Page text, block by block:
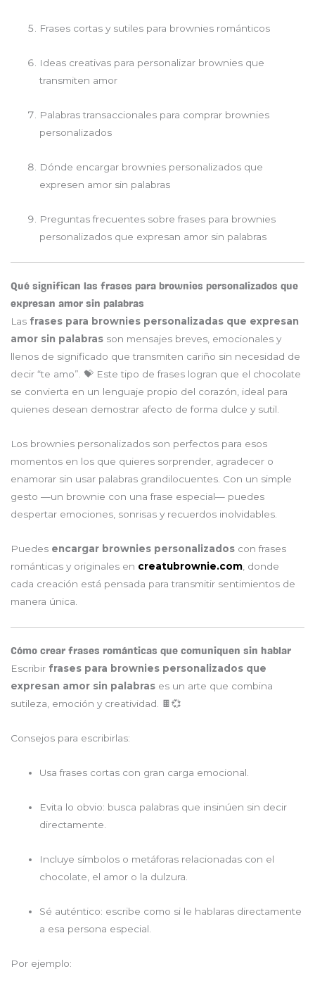
Frases cortas y sutiles para brownies románticos
Ideas creativas para personalizar brownies que
transmiten amor
Palabras transaccionales para comprar brownies
personalizados
Dónde encargar brownies personalizados que
expresen amor sin palabras
Preguntas frecuentes sobre frases para brownies
personalizados que expresan amor sin palabras
Qué significan las frases para brownies personalizados que
expresan amor sin palabras
Las frases para brownies personalizadas que expresan
amor sin palabras son mensajes breves, emocionales y
llenos de significado que transmiten cariño sin necesidad de
decir “te amo”. 💝 Este tipo de frases logran que el chocolate
se convierta en un lenguaje propio del corazón, ideal para
quienes desean demostrar afecto de forma dulce y sutil.
Los brownies personalizados son perfectos para esos
momentos en los que quieres sorprender, agradecer o
enamorar sin usar palabras grandilocuentes. Con un simple
gesto —un brownie con una frase especial— puedes
despertar emociones, sonrisas y recuerdos inolvidables.
Puedes encargar brownies personalizados con frases
románticas y originales en creatubrownie.com , donde
cada creación está pensada para transmitir sentimientos de
manera única.
Cómo crear frases románticas que comuniquen sin hablar
Escribir frases para brownies personalizados que
expresan amor sin palabras es un arte que combina
sutileza, emoción y creatividad. 🍫💞
Consejos para escribirlas:
Usa frases cortas con gran carga emocional.
Evita lo obvio: busca palabras que insinúen sin decir
directamente.
Incluye símbolos o metáforas relacionadas con el
chocolate, el amor o la dulzura.
Sé auténtico: escribe como si le hablaras directamente
a esa persona especial.
Por ejemplo: